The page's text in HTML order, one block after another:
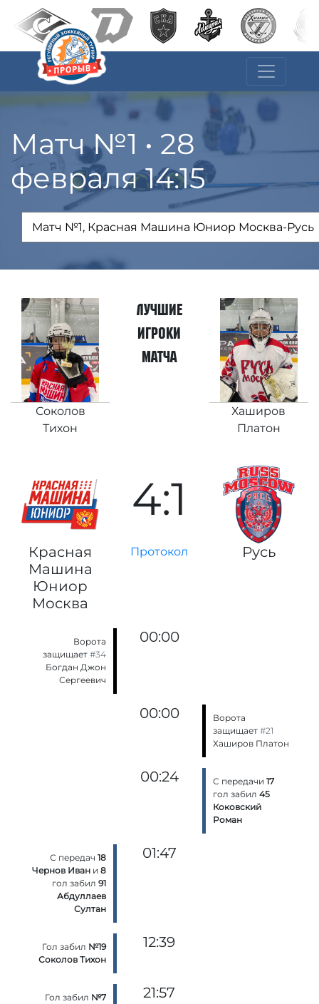
Матч №1 • 28
февраля 14:15
Лучшие
игроки
матча
Соколов
Тихон
Хаширов
Платон
4:1
Красная
Машина
Юниор
Москва
Протокол Русь
Ворота
защищает#34
Богдан Джон
Сергеевич
00:00
00:00
Ворота
защищает #21
Хаширов Платон
00:24 С передачи 17
гол забил 45
Коковский
Роман
С передач18
Чернов Иван и8
гол забил91
Абдуллаев
Султан
01:47
Гол забил №19
Соколов Тихон
12:39
Гол забил №7
21:57